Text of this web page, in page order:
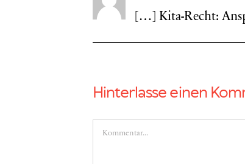
[…] Kita-Recht:
Hinterlasse einen
Kommentar